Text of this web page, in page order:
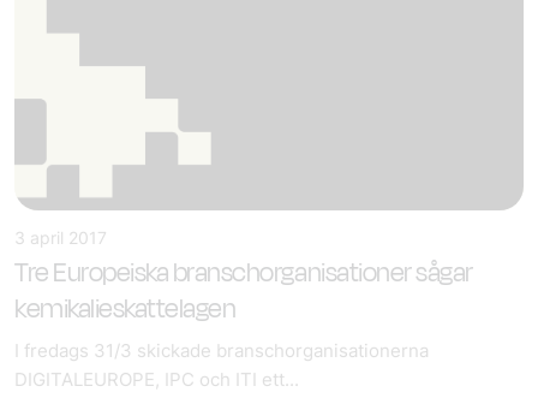
3 april 2017
Tre Europeiska branschorganisationer sågar
kemikalieskattelagen
I fredags 31/3 skickade branschorganisationerna
DIGITALEUROPE, IPC och ITI ett...